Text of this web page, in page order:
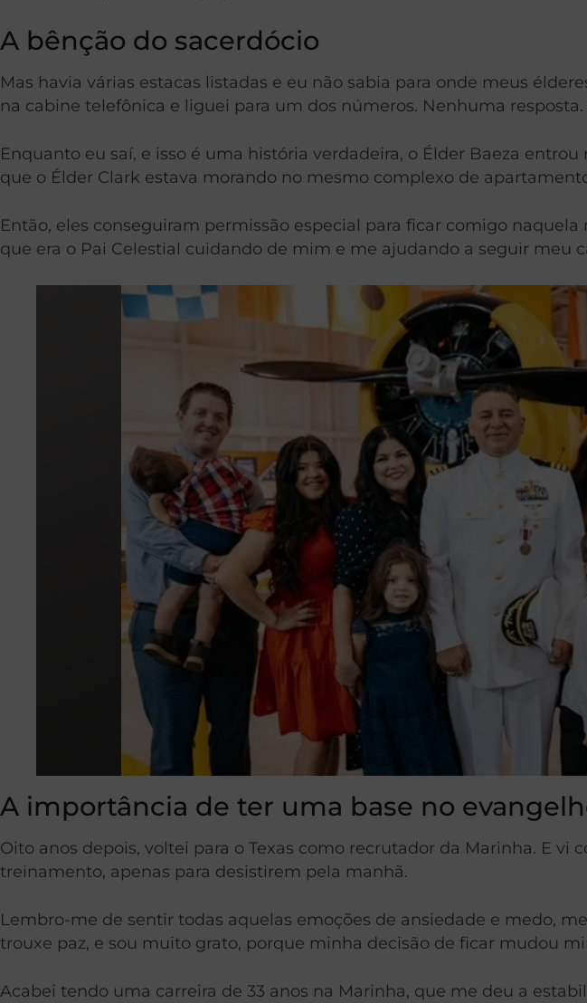
A bênção do sacerdócio
Mas havia várias estacas listadas e eu não sabia para onde meus
na cabine telefônica e liguei para um dos números. Nenhuma
Enquanto eu saí, e isso é uma história verdadeira, o Élder Baeza
que o Élder Clark estava morando no mesmo complexo de
Então, eles conseguiram permissão especial para ficar comigo
que era o Pai Celestial cuidando de mim e me ajudando a seguir meu
A importância de ter uma base no
Oito anos depois, voltei para o Texas como recrutador da Marinha. E
treinamento, apenas para desistirem pela manhã.
Lembro-me de sentir todas aquelas emoções de ansiedade e medo,
trouxe paz, e sou muito grato, porque minha decisão de ficar mudou
Acabei tendo uma carreira de 33 anos na Marinha, que me deu a